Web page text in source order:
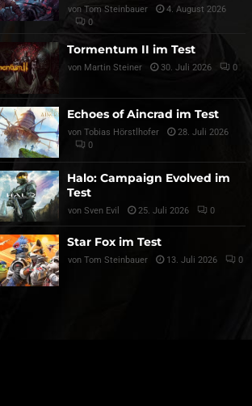
von Tom Steinbauer
4. August 2026
0
Tormentum II im Test
von Martin Steiner 30. Juli 2026 0
Echoes of Aincrad im Test
von Tobias Hörstlhofer
28. Juli 2026
0
Halo: Campaign Evolved im
Test
von Sven Evil 25. Juli 2026 0
Star Fox im Test
von Tom Steinbauer 13. Juli 2026 0